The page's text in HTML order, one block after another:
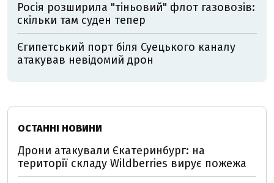
Росія розширила "тіньовий" флот газовозів:
скільки там суден тепер
Єгипетський порт біля Суецького каналу
атакував невідомий дрон
ОСТАННІ НОВИНИ
Дрони атакували Єкатеринбург: на
території складу Wildberries вирує пожежа